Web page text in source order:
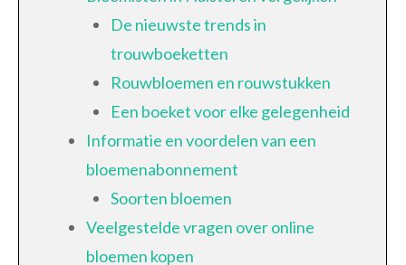
De nieuwste trends in
trouwboeketten
Rouwbloemen en rouwstukken
Een boeket voor elke gelegenheid
Informatie en voordelen van een
bloemenabonnement
Soorten bloemen
Veelgestelde vragen over online
bloemen kopen